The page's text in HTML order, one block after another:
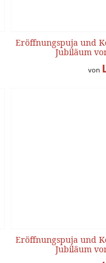
Eröffnungspuja und
Jubiläum
von
Eröffnungspuja und
Jubiläum